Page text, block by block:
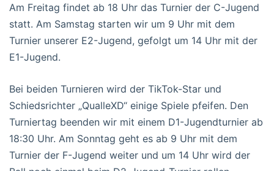
Am Freitag findet ab 18 Uhr das Turnier der C-Jugend
statt. Am Samstag starten wir um 9 Uhr mit dem
Turnier unserer E2-Jugend, gefolgt um 14 Uhr mit der
E1-Jugend.
Bei beiden Turnieren wird der TikTok-Star und
Schiedsrichter „QualleXD“ einige Spiele pfeifen. Den
Turniertag beenden wir mit einem D1-Jugendturnier ab
18:30 Uhr. Am Sonntag geht es ab 9 Uhr mit dem
Turnier der F-Jugend weiter und um 14 Uhr wird der